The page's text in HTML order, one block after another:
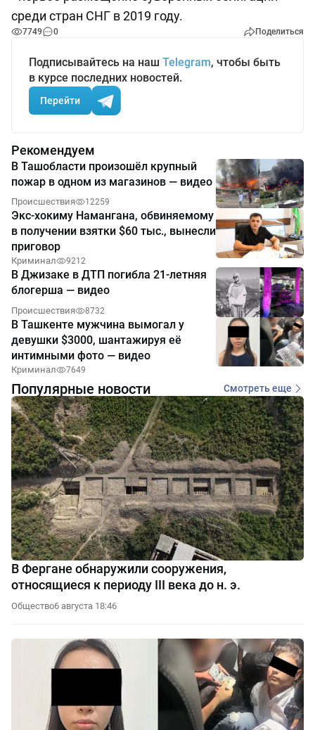
среди стран СНГ в 2019 году.
7749 0 Поделиться
Подписывайтесь на наш Telegram, чтобы быть
в курсе последних новостей.
Перейти
Рекомендуем
В Ташобласти произошёл крупный
пожар в одном из магазинов — видео
Происшествия 12259
Экс-хокиму Намангана, обвиняемому
в получении взятки $60 тыс., вынесли
приговор
Криминал 9212
В Джизаке в ДТП погибла 21-летняя
блогерша — видео
Происшествия 8732
В Ташкенте мужчина вымогал у
девушки $3000, шантажируя её
интимными фото — видео
Криминал 7649
Популярные новости Смотреть еще
В Фергане обнаружили сооружения,
относящиеся к периоду III века до н. э.
Общество6 августа 18:46